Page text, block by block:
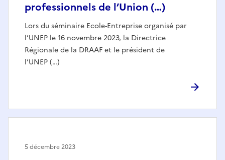
professionnels de l’Union (…)
Lors du séminaire Ecole-Entreprise organisé par
l’UNEP le 16 novembre 2023, la Directrice
Régionale de la DRAAF et le président de
l’UNEP (…)
5 décembre 2023